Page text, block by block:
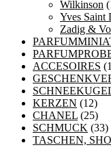
Wilkinson
Yves Saint
Zadig &
ACCESOIRES
KERZEN (12)
CHANEL (25)
SCHMUCK (33)
TASCHEN,